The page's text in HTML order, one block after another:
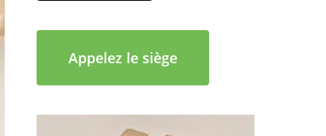
Appelez le siège